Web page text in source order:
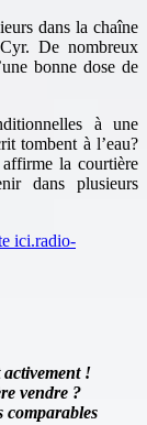
dans la chaîne
De nombreux
bonne dose de
à une
tombent à l’eau?
la courtière
dans plusieurs
ici.radio-
activement !
vendre ?
comparables